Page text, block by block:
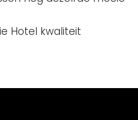
Hotel kwaliteit